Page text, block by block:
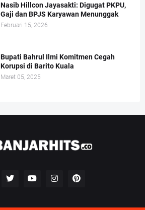
Nasib Hillcon Jayasakti: Digugat PKPU,
Gaji dan BPJS Karyawan Menunggak
Februari 15, 2026
Bupati Bahrul Ilmi Komitmen Cegah
Korupsi di Barito Kuala
Maret 05, 2025